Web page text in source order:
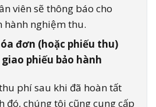
viên sẽ thông báo cho
hành nghiệm thu.
đơn (hoặc phiếu thu)
phiếu bảo hành
phí sau khi đã hoàn tất
đó, chúng tôi cũng cung cấp